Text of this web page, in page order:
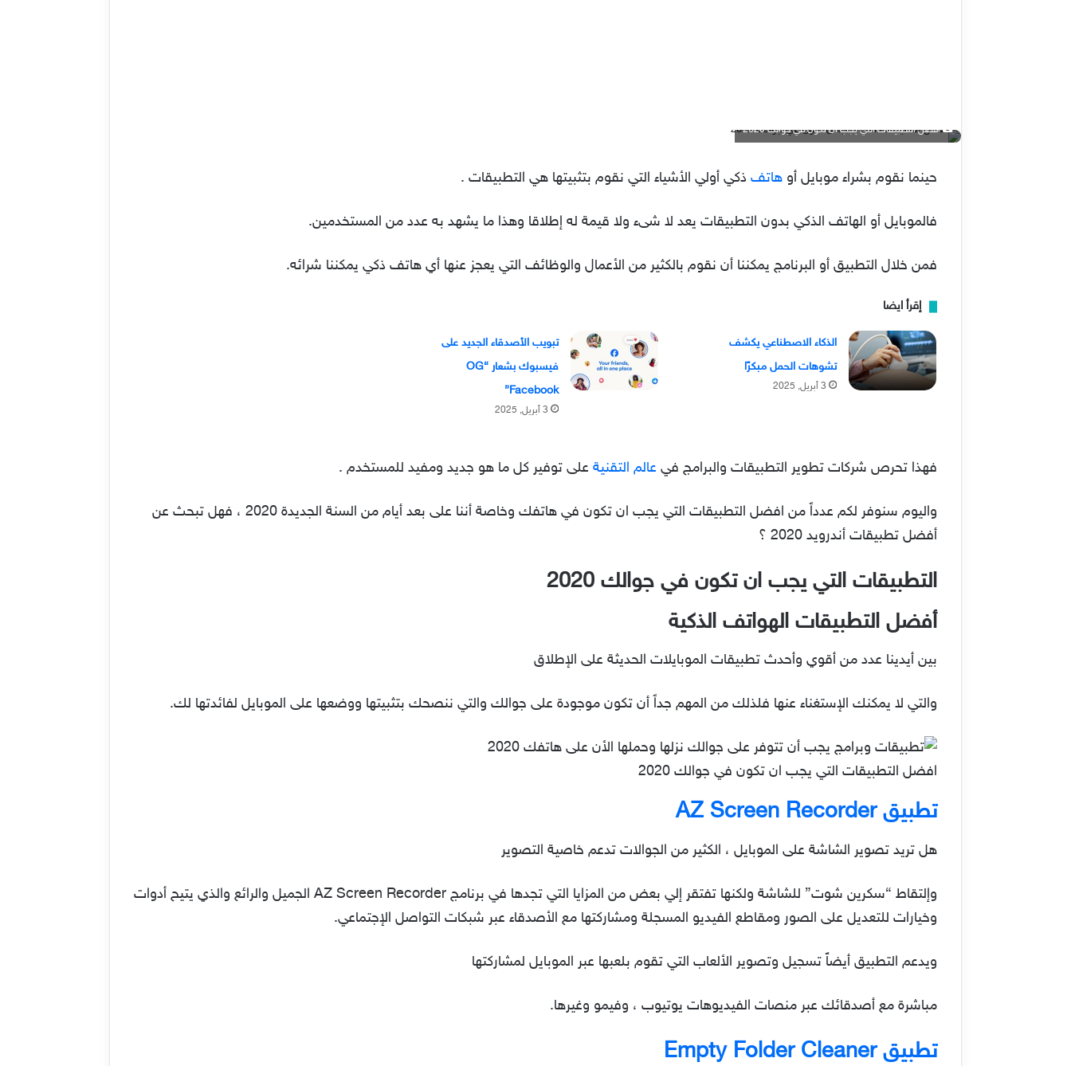
افضل التطبيقات التي يجب ان تكون في جوالك 2020
حينما نقوم بشراء موبايل أو هاتف ذكي أولي الأشياء التي نقوم بتثبيتها هي التطبيقات .
فالموبايل أو الهاتف الذكي بدون التطبيقات يعد لا شىء ولا قيمة له إطلاقا وهذا ما يشهد به عدد من المستخدمين.
فمن خلال التطبيق أو البرنامج يمكننا أن نقوم بالكثير من الأعمال والوظائف التي يعجز عنها أي هاتف ذكي يمكننا شرائه.
إقرأ ايضا
الذكاء الاصطناعي يكشف
تشوهات الحمل مبكرًا
3 أبريل, 2025
تبويب الأصدقاء الجديد على
فيسبوك بشعار “OG
Facebook”
3 أبريل, 2025
فهذا تحرص شركات تطوير التطبيقات والبرامج في عالم التقنية على توفير كل ما هو جديد ومفيد للمستخدم .
واليوم سنوفر لكم عدداً من افضل التطبيقات التي يجب ان تكون في هاتفك وخاصة أننا على بعد أيام من السنة الجديدة 2020 ، فهل تبحث عن
أفضل تطبيقات أندرويد 2020 ؟
التطبيقات التي يجب ان تكون في جوالك 2020
أفضل التطبيقات الهواتف الذكية
بين أيدينا عدد من أقوي وأحدث تطبيقات الموبايلات الحديثة على الإطلاق
والتي لا يمكنك الإستغناء عنها فلذلك من المهم جداً أن تكون موجودة على جوالك والتي ننصحك بتثبيتها ووضعها على الموبايل لفائدتها لك.
افضل التطبيقات التي يجب ان تكون في جوالك 2020
تطبيق AZ Screen Recorder
هل تريد تصوير الشاشة على الموبايل ، الكثير من الجوالات تدعم خاصية التصوير
وإلتقاط “سكرين شوت” للشاشة ولكنها تفتقر إلي بعض من المزايا التي تجدها في برنامج AZ Screen Recorder الجميل والرائع والذي يتيح أدوات
وخيارات للتعديل على الصور ومقاطع الفيديو المسجلة ومشاركتها مع الأصدقاء عبر شبكات التواصل الإجتماعي.
ويدعم التطبيق أيضاًَ تسجيل وتصوير الألعاب التي تقوم بلعبها عبر الموبايل لمشاركتها
مباشرة مع أصدقائك عبر منصات الفيديوهات يوتيوب ، وفيمو وغيرها.
تطبيق Empty Folder Cleaner